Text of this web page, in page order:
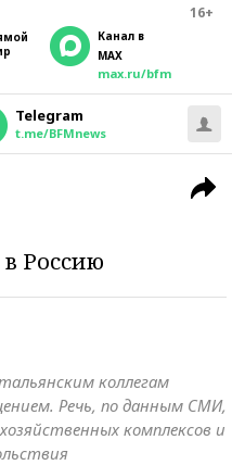
16+
Канал в
MAX
max.ru/bfm
Telegram
t.me/BFMnews
Россию
коллегам
Речь, по данным СМИ,
комплексов и